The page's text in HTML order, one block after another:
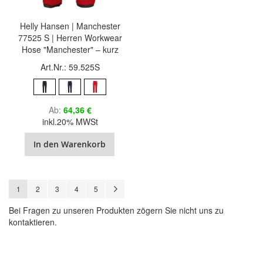
Helly Hansen | Manchester
77525 S | Herren Workwear
Hose "Manchester" – kurz
Art.Nr.: 59.525S
Ab 64,36 €
inkl.20% MWSt
In den Warenkorb
SeiteSie lesen gerade Seite
1 Seite
2 Seite
3 Seite
4 Seite
5
Bei Fragen zu unseren Produkten zögern Sie nicht uns zu
kontaktieren.